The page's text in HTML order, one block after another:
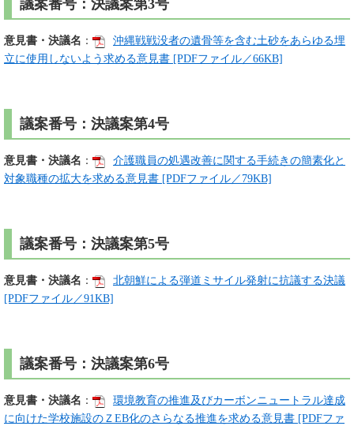
議案番号：決議案第3号
意見書・決議名 ：
沖縄戦戦没者の遺骨等を含む土砂をあらゆる埋
立に使用しないよう求める意見書 [PDFファイル／66KB]
議案番号：決議案第4号
意見書・決議名 ：
介護職員の処遇改善に関する手続きの簡素化と
対象職種の拡大を求める意見書 [PDFファイル／79KB]
議案番号：決議案第5号
意見書・決議名 ：
北朝鮮による弾道ミサイル発射に抗議する決議
[PDFファイル／91KB]
議案番号：決議案第6号
意見書・決議名 ：
環境教育の推進及びカーボンニュートラル達成
に向けた学校施設のＺEB化のさらなる推進を求める意見書 [PDFファ